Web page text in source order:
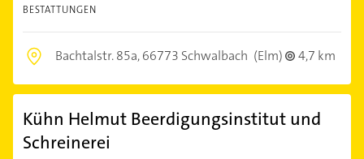
BESTATTUNGEN
Bachtalstr. 85a,66773 Schwalbach (Elm) 4,7 km
Kühn Helmut Beerdigungsinstitut und
Schreinerei